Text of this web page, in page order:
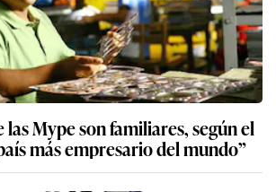
las Mype son familiares, según el
más empresario del mundo”